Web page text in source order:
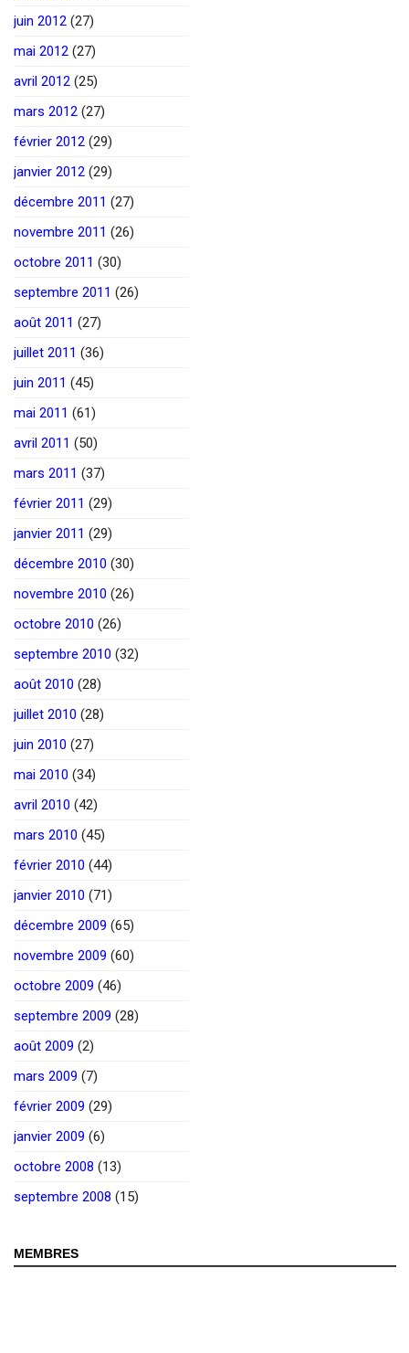
juin 2012 (27)
mai 2012 (27)
avril 2012 (25)
mars 2012 (27)
février 2012 (29)
janvier 2012 (29)
décembre 2011 (27)
novembre 2011 (26)
octobre 2011 (30)
septembre 2011 (26)
août 2011 (27)
juillet 2011 (36)
juin 2011 (45)
mai 2011 (61)
avril 2011 (50)
mars 2011 (37)
février 2011 (29)
janvier 2011 (29)
décembre 2010 (30)
novembre 2010 (26)
octobre 2010 (26)
septembre 2010 (32)
août 2010 (28)
juillet 2010 (28)
juin 2010 (27)
mai 2010 (34)
avril 2010 (42)
mars 2010 (45)
février 2010 (44)
janvier 2010 (71)
décembre 2009 (65)
novembre 2009 (60)
octobre 2009 (46)
septembre 2009 (28)
août 2009 (2)
mars 2009 (7)
février 2009 (29)
janvier 2009 (6)
octobre 2008 (13)
septembre 2008 (15)
MEMBRES